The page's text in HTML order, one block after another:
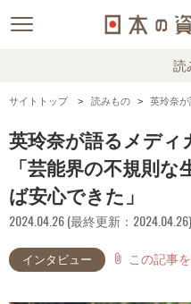
読
サイトトップ 読みもの 英玲奈が語るメ
英玲奈が語るメディ
「芸能界の不規則
ば安心できた」
2024.04.26 (最終更新：2024.04.26)
インタビュー attach_file この記事